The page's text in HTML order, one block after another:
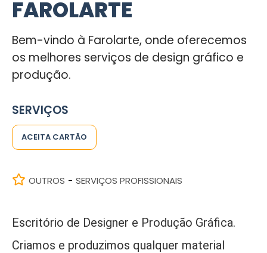
FAROLARTE
Bem-vindo à Farolarte, onde oferecemos
os melhores serviços de design gráfico e
produção.
SERVIÇOS
ACEITA CARTÃO
OUTROS - SERVIÇOS PROFISSIONAIS
Escritório de Designer e Produção Gráfica.
Criamos e produzimos qualquer material